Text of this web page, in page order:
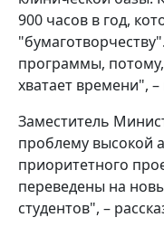
900 часов в год,
программы,
хватает времени",
Заместитель
проблему высокой
приоритетного
переведены на
студентов", –